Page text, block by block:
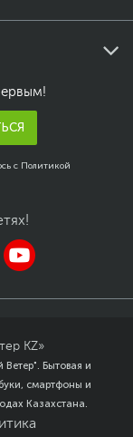
с Политикой
KZ»
Бытовая и
смартфоны и
Казахстана.